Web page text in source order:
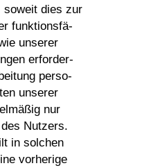
soweit dies zur
funk­ti­ons­fä­
unserer
erfor­der­
perso­
unserer
nur
Nutzers.
in solchen
vorhe­rige